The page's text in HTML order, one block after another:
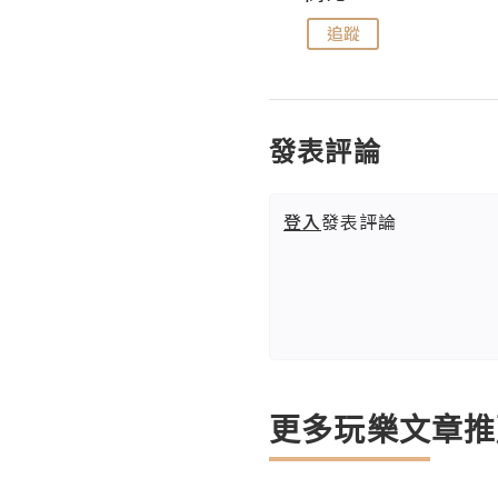
追蹤
發表評論
登入發表評論
更多玩樂文章